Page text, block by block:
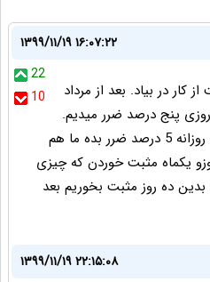
۱۳۹۹/۱۱/۱۹ ۱۶:۰۷:۲۲
22
10
کار در بیاد. بعد از مرداد
داریم روزی پنج درصد ضرر میدیم.
شما یه بازار معرفی کنید که روزانه 5 درصد ضرر بده ما هم
یکماه مثبت خوردن که چیزی
ده روز مثبت بخوریم بعد
۱۳۹۹/۱۱/۱۹ ۲۲:۱۵:۰۸